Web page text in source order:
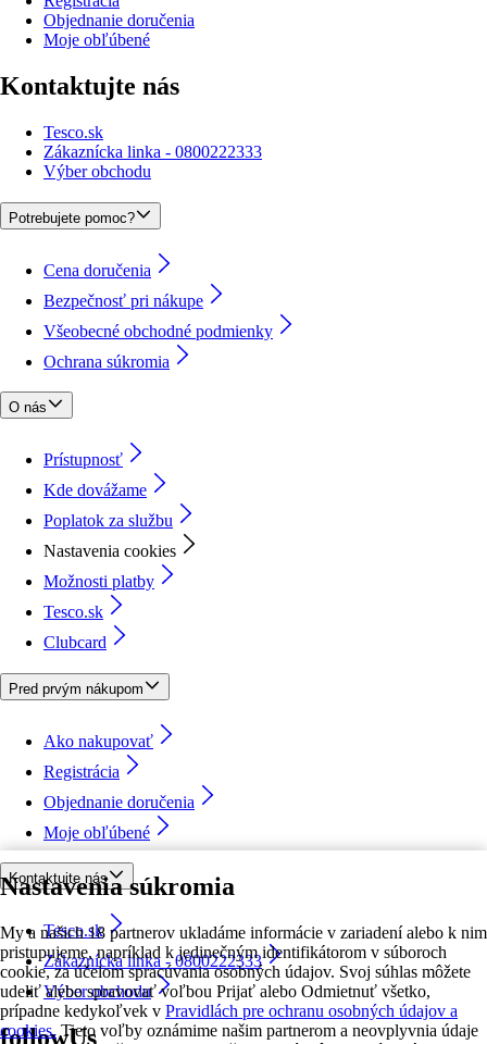
Nastavenia súkromia
My a našich 18 partnerov ukladáme informácie v zariadení alebo k nim
pristupujeme, napríklad k jedinečným identifikátorom v súboroch
cookie, za účelom spracúvania osobných údajov. Svoj súhlas môžete
udeliť alebo spravovať voľbou Prijať alebo Odmietnuť všetko,
prípadne kedykoľvek v Pravidlách pre ochranu osobných údajov a
cookies. Tieto voľby oznámime našim partnerom a neovplyvnia údaje
Objednanie doručenia
Moje obľúbené
Kontaktujte nás
Tesco.sk
Zákaznícka linka - 0800222333
Výber obchodu
Potrebujete pomoc?
Cena doručenia
Bezpečnosť pri nákupe
Všeobecné obchodné podmienky
Ochrana súkromia
O nás
Prístupnosť
Kde dovážame
Poplatok za službu
Nastavenia cookies
Možnosti platby
Tesco.sk
Clubcard
Pred prvým nákupom
Ako nakupovať
Registrácia
Objednanie doručenia
Moje obľúbené
Kontaktujte nás
Tesco.sk
Zákaznícka linka - 0800222333
Výber obchodu
followUs